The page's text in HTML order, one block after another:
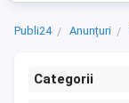
Publi24 Anunțuri
Categorii